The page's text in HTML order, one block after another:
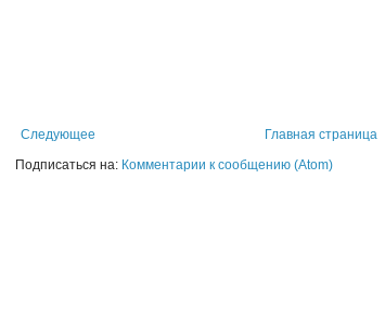
Следующее
Главная страница
Подписаться на: Комментарии к сообщению (Atom)